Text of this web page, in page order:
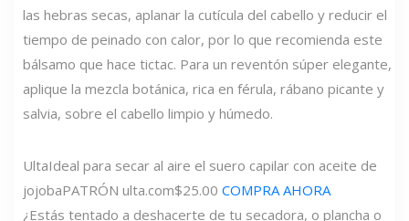
las hebras secas, aplanar la cutícula del cabello y reducir el
tiempo de peinado con calor, por lo que recomienda este
bálsamo que hace tictac. Para un reventón súper elegante,
aplique la mezcla botánica, rica en férula, rábano picante y
salvia, sobre el cabello limpio y húmedo.
UltaIdeal para secar al aire el suero capilar con aceite de
jojobaPATRÓN ulta.com$25.00 COMPRA AHORA
¿Estás tentado a deshacerte de tu secadora, o plancha o